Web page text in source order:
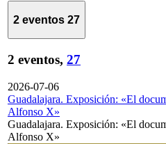
2 eventos 27
2 eventos, 27
2026-07-06
Guadalajara. Exposición: «El
Alfonso X»
Guadalajara. Exposición: «El
Alfonso X»